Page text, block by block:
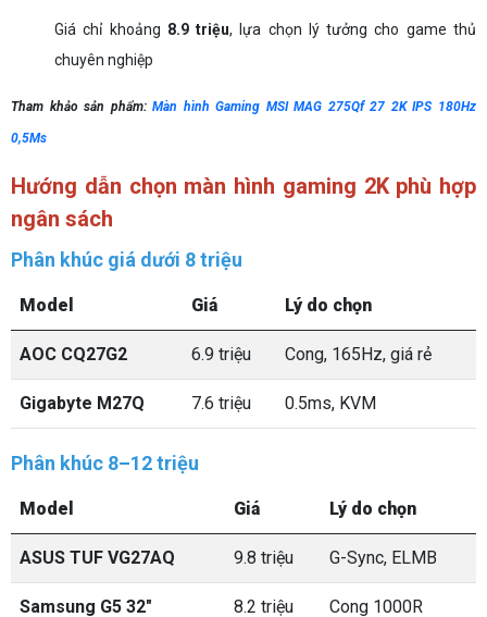
Giá chỉ khoảng 8.9 triệu, lựa chọn lý tưởng cho game thủ
chuyên nghiệp
Tham khảo sản phẩm:Màn hình Gaming MSI MAG 275Qf 27 2K IPS 180Hz
0,5Ms
Hướng dẫn chọn màn hình gaming 2K phù hợp
ngân sách
Phân khúc giá dưới 8 triệu
Model Giá Lý do chọn
AOC CQ27G2 6.9 triệu Cong, 165Hz, giá rẻ
Gigabyte M27Q 7.6 triệu 0.5ms, KVM
Phân khúc 8–12 triệu
Model Giá Lý do chọn
ASUS TUF VG27AQ 9.8 triệu G-Sync, ELMB
Samsung G5 32" 8.2 triệu Cong 1000R